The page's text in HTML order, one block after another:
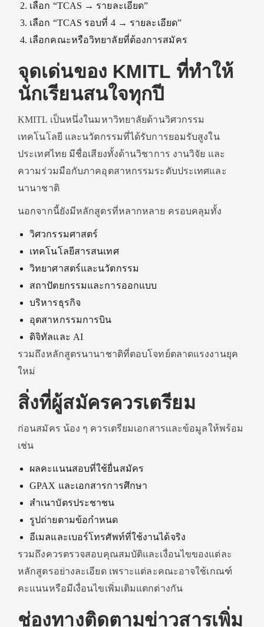
เลือก “TCAS → รายละเอียด”
เลือก “TCAS รอบที่ 4 → รายละเอียด”
เลือกคณะหรือวิทยาลัยที่ต้องการสมัคร
จุดเด่นของ KMITL ที่ทำให้
นักเรียนสนใจทุกปี
KMITL เป็นหนึ่งในมหาวิทยาลัยด้านวิศวกรรม
เทคโนโลยี และนวัตกรรมที่ได้รับการยอมรับสูงใน
ประเทศไทย มีชื่อเสียงทั้งด้านวิชาการ งานวิจัย และ
ความร่วมมือกับภาคอุตสาหกรรมระดับประเทศและ
นานาชาติ
นอกจากนี้ยังมีหลักสูตรที่หลากหลาย ครอบคลุมทั้ง
วิศวกรรมศาสตร์
เทคโนโลยีสารสนเทศ
วิทยาศาสตร์และนวัตกรรม
สถาปัตยกรรมและการออกแบบ
บริหารธุรกิจ
อุตสาหกรรมการบิน
ดิจิทัลและ AI
รวมถึงหลักสูตรนานาชาติที่ตอบโจทย์ตลาดแรงงานยุค
ใหม่
สิ่งที่ผู้สมัครควรเตรียม
ก่อนสมัคร น้อง ๆ ควรเตรียมเอกสารและข้อมูลให้พร้อม
เช่น
ผลคะแนนสอบที่ใช้ยื่นสมัคร
GPAX และเอกสารการศึกษา
สำเนาบัตรประชาชน
รูปถ่ายตามข้อกำหนด
อีเมลและเบอร์โทรศัพท์ที่ใช้งานได้จริง
รวมถึงควรตรวจสอบคุณสมบัติและเงื่อนไขของแต่ละ
หลักสูตรอย่างละเอียด เพราะแต่ละคณะอาจใช้เกณฑ์
คะแนนหรือมีเงื่อนไขเพิ่มเติมแตกต่างกัน
ช่องทางติดตามข่าวสารเพิ่ม